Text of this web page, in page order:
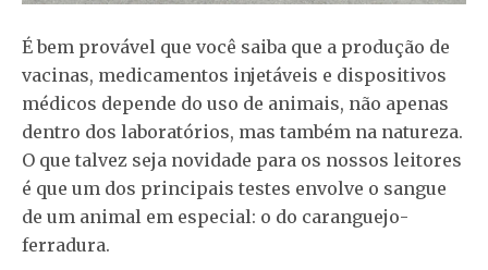
É bem provável que você saiba que a produção de
vacinas, medicamentos injetáveis ​​e dispositivos
médicos depende do uso de animais, não apenas
dentro dos laboratórios, mas também na natureza.
O que talvez seja novidade para os nossos leitores
é que um dos principais testes envolve o sangue
de um animal em especial: o do caranguejo-
ferradura.